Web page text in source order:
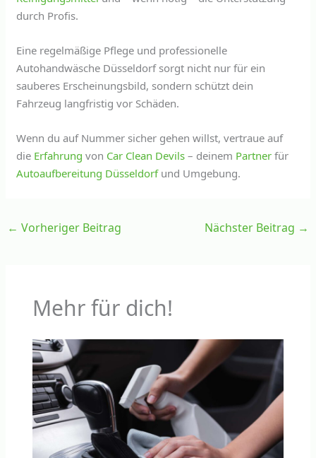
durch Profis.
Eine regelmäßige Pflege und professionelle
Autohandwäsche Düsseldorf sorgt nicht nur für ein
sauberes Erscheinungsbild, sondern schützt dein
Fahrzeug langfristig vor Schäden.
Wenn du auf Nummer sicher gehen willst, vertraue auf
die Erfahrung von Car Clean Devils – deinem Partner für
Autoaufbereitung Düsseldorfund Umgebung.
← Vorheriger Beitrag Nächster Beitrag →
Mehr für dich!